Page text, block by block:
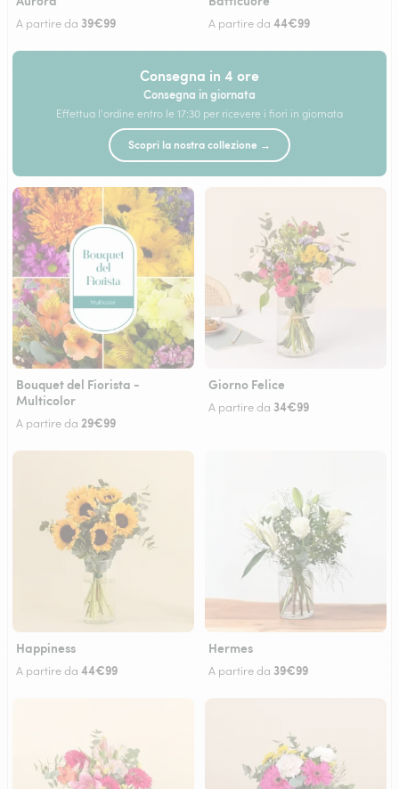
A partire da 39€99 A partire da 44€99
Consegna in 4 ore
Consegna in giornata
Effettua l'ordine entro le 17:30 per ricevere i fiori in giornata
Scopri la nostra collezione →
Bouquet del Fiorista -
Multicolor
A partire da 29€99
Giorno Felice
A partire da 34€99
Happiness
A partire da 44€99
Hermes
A partire da 39€99